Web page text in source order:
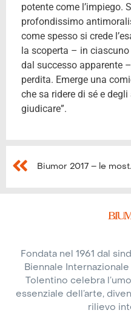
potente come l’impiego.
profondissimo
come spesso si crede
la scoperta – in
dal successo apparente
perdita. Emerge una
che sa ridere di sé e
giudicare”.
Biumor
Fondata nel 1961 dal
Biennale
Tolentino celebra
essenziale dell’arte,
rilievo